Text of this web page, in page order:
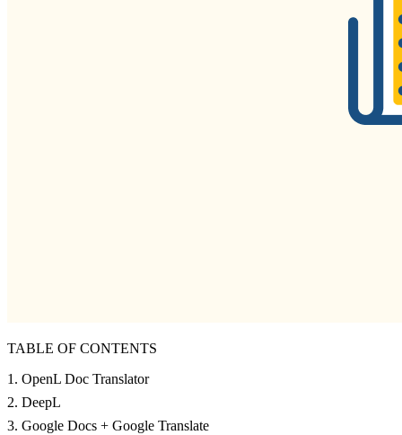
TABLE OF CONTENTS
1. OpenL Doc Translator
2. DeepL
3. Google Docs + Google Translate